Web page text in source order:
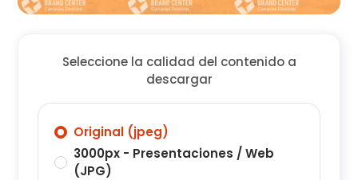
Seleccione la calidad del contenido a
descargar
Original (jpeg)
3000px - Presentaciones / Web
(JPG)